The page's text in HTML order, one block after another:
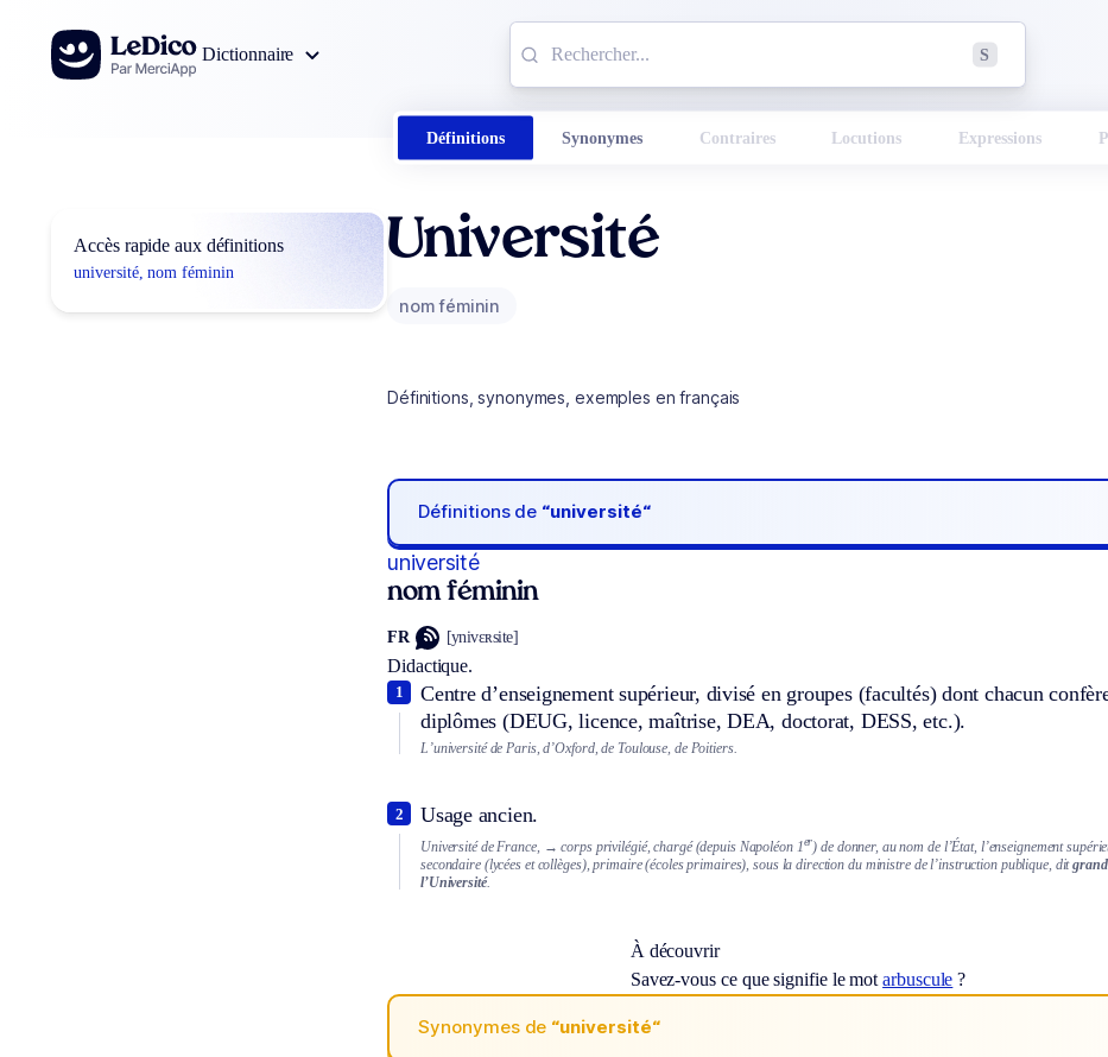
Aller au contenu
Dictionnaire
S
Définitions Synonymes Contraires Locutions Expressions
Accès rapide aux définitions
université, nom féminin
Université
nom féminin
Définitions, synonymes, exemples en français
Définitions de “université“
université
nom féminin
FR [ynivɛʀsite]
Didactique.
Centre d’enseignement supérieur, divisé en groupes (facultés) dont chacun
diplômes (DEUG, licence, maîtrise, DEA, doctorat, DESS, etc.).
1
L’université de Paris, d’Oxford, de Toulouse, de Poitiers.
Usage ancien.
2
Université de France, → corps privilégié, chargé (depuis Napoléon 1er) de donner, au nom de l’État, l’enseignement
secondaire (lycées et collèges), primaire (écoles primaires), sous la direction du ministre de l’instruction publique, dit
l’Université.
À découvrir
Savez-vous ce que signifie le motarbuscule ?
Synonymes de “université“